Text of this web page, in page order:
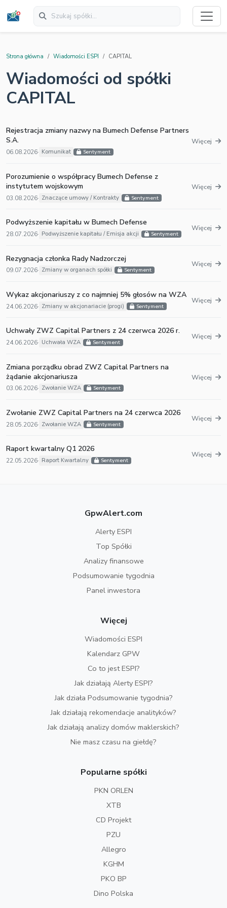
Strona główna Wiadomości ESPI CAPITAL
Wiadomości od spółki
CAPITAL
Rejestracja zmiany nazwy na Bumech Defense Partners
S.A.
06.08.2026· Komunikat Sentyment
Więcej
Porozumienie o współpracy Bumech Defense z
instytutem wojskowym
03.08.2026· Znaczące umowy / Kontrakty Sentyment
Więcej
Podwyższenie kapitału w Bumech Defense
28.07.2026· Podwyższenie kapitału / Emisja akcji Sentyment
Więcej
Rezygnacja członka Rady Nadzorczej
09.07.2026· Zmiany w organach spółki Sentyment
Więcej
Wykaz akcjonariuszy z co najmniej 5% głosów na WZA
24.06.2026· Zmiany w akcjonariacie (progi) Sentyment
Więcej
Uchwały ZWZ Capital Partners z 24 czerwca 2026 r.
24.06.2026· Uchwała WZA Sentyment
Więcej
Zmiana porządku obrad ZWZ Capital Partners na
żądanie akcjonariusza
03.06.2026· Zwołanie WZA Sentyment
Więcej
Zwołanie ZWZ Capital Partners na 24 czerwca 2026
28.05.2026· Zwołanie WZA Sentyment
Więcej
Raport kwartalny Q1 2026
22.05.2026· Raport Kwartalny Sentyment
Więcej
GpwAlert.com
Alerty ESPI
Top Spółki
Analizy finansowe
Podsumowanie tygodnia
Panel inwestora
Więcej
Wiadomości ESPI
Kalendarz GPW
Co to jest ESPI?
Jak działają Alerty ESPI?
Jak działa Podsumowanie tygodnia?
Jak działają rekomendacje analityków?
Jak działają analizy domów maklerskich?
Nie masz czasu na giełdę?
Popularne spółki
PKN ORLEN
XTB
CD Projekt
PZU
Allegro
KGHM
PKO BP
Dino Polska